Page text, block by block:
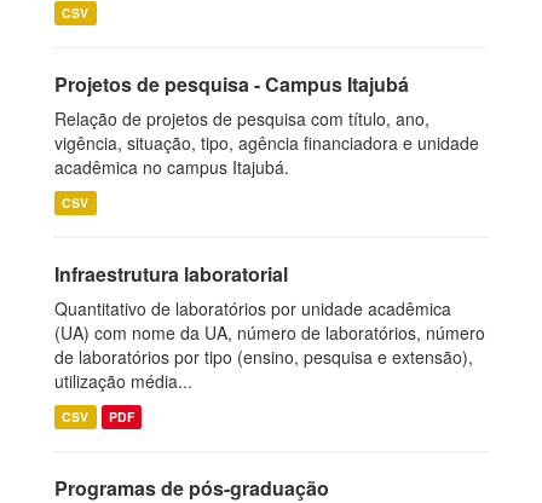
CSV
Projetos de pesquisa - Campus Itajubá
Relação de projetos de pesquisa com título, ano,
vigência, situação, tipo, agência financiadora e unidade
acadêmica no campus Itajubá.
CSV
Infraestrutura laboratorial
Quantitativo de laboratórios por unidade acadêmica
(UA) com nome da UA, número de laboratórios, número
de laboratórios por tipo (ensino, pesquisa e extensão),
utilização média...
CSV PDF
Programas de pós-graduação